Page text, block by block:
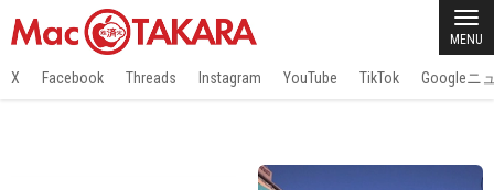
MENU
X Facebook Threads Instagram YouTube TikTok Googleニ